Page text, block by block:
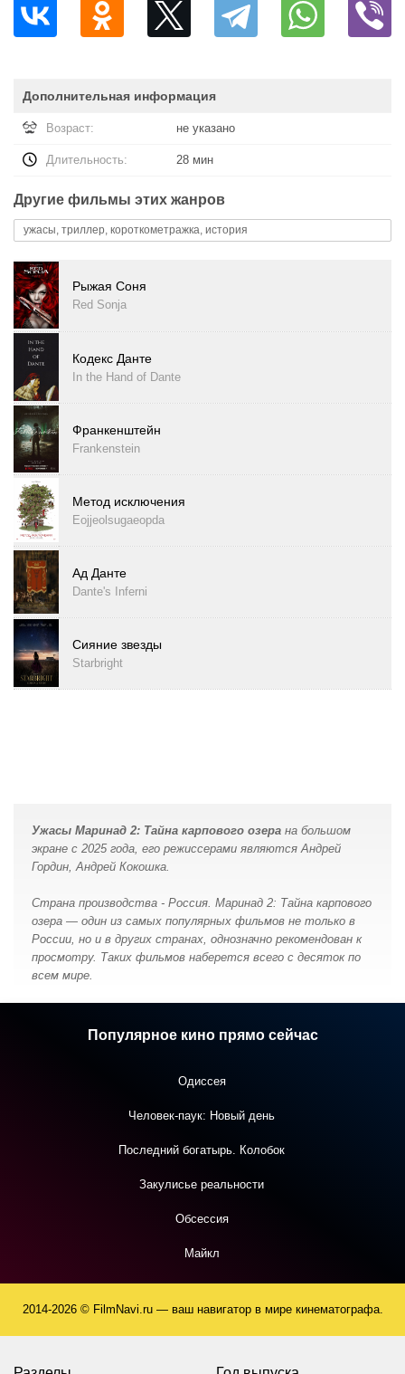
Дополнительная информация
Возраст: не указано
Длительность: 28 мин
Другие фильмы этих жанров
ужасы, триллер, короткометражка, история
Рыжая Соня
Red Sonja
Кодекс Данте
In the Hand of Dante
Франкенштейн
Frankenstein
Метод исключения
Eojjeolsugaeopda
Ад Данте
Dante's Inferni
Сияние звезды
Starbright
Ужасы Маринад 2: Тайна карпового озера на большом
экране с 2025 года, его режиссерами являются Андрей
Гордин, Андрей Кокошка.
Страна производства - Россия. Маринад 2: Тайна карпового
озера — один из самых популярных фильмов не только в
России, но и в других странах, однозначно рекомендован к
просмотру. Таких фильмов наберется всего с десяток по
всем мире.
Популярное кино прямо сейчас
Одиссея
Человек-паук: Новый день
Последний богатырь. Колобок
Закулисье реальности
Обсессия
Майкл
2014-2026 © FilmNavi.ru — ваш навигатор в мире кинематографа.